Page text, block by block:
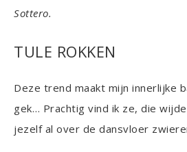
Sottero.
TULE ROKKEN
Deze trend maakt mijn innerlijke
gek… Prachtig vind ik ze, die
jezelf al over de dansvloer